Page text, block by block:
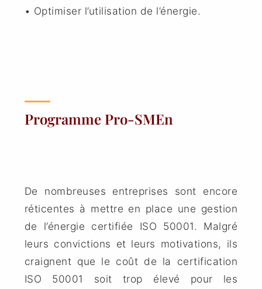
• Optimiser l’utilisation de l’énergie.
Programme Pro-SMEn
De nombreuses entreprises sont encore
réticentes à mettre en place une gestion
de l’énergie certifiée ISO 50001. Malgré
leurs convictions et leurs motivations, ils
craignent que le coût de la certification
ISO 50001 soit trop élevé pour les